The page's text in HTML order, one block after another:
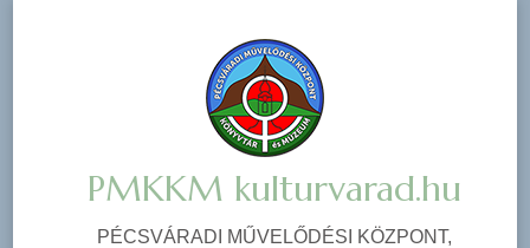
PMKKM kulturvarad.hu
PÉCSVÁRADI MŰVELŐDÉSI KÖZPONT,